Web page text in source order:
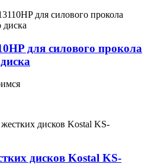
для силового прокола
дисков Kostal KS-